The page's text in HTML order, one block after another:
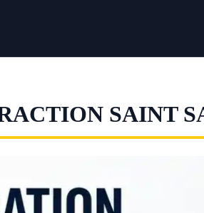
SAINT